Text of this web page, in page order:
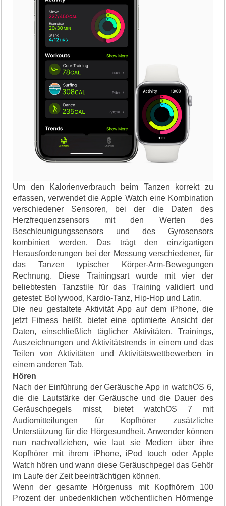
Um den Kalorienverbrauch beim Tanzen korrekt zu
erfassen, verwendet die Apple Watch eine Kombination
verschiedener Sensoren, bei der die Daten des
Herzfrequenzsensors mit den Werten des
Beschleunigungssensors und des Gyrosensors
kombiniert werden. Das trägt den einzigartigen
Herausforderungen bei der Messung verschiedener, für
das Tanzen typischer Körper-Arm-Bewegungen
Rechnung. Diese Trainingsart wurde mit vier der
beliebtesten Tanzstile für das Training validiert und
getestet: Bollywood, Kardio-Tanz, Hip-Hop und Latin.
Die neu gestaltete Aktivität App auf dem iPhone, die
jetzt Fitness heißt, bietet eine optimierte Ansicht der
Daten, einschließlich täglicher Aktivitäten, Trainings,
Auszeichnungen und Aktivitätstrends in einem und das
Teilen von Aktivitäten und Aktivitätswettbewerben in
einem anderen Tab.
Hören
Nach der Einführung der Geräusche App in watchOS 6,
die die Lautstärke der Geräusche und die Dauer des
Geräuschpegels misst, bietet watchOS 7 mit
Audiomitteilungen für Kopfhörer zusätzliche
Unterstützung für die Hörgesundheit. Anwender können
nun nachvollziehen, wie laut sie Medien über ihre
Kopfhörer mit ihrem iPhone, iPod touch oder Apple
Watch hören und wann diese Geräuschpegel das Gehör
im Laufe der Zeit beeinträchtigen können.
Wenn der gesamte Hörgenuss mit Kopfhörern 100
Prozent der unbedenklichen wöchentlichen Hörmenge